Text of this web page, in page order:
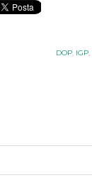
DOP, IGP,